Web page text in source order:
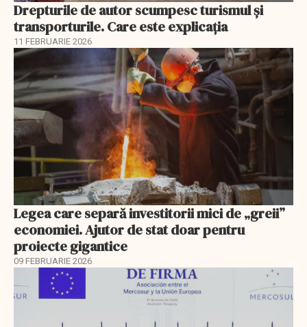
Drepturile de autor scumpesc turismul și
transporturile. Care este explicația
11 FEBRUARIE 2026
Legea care separă investitorii mici de „greii”
economiei. Ajutor de stat doar pentru
proiecte gigantice
09 FEBRUARIE 2026